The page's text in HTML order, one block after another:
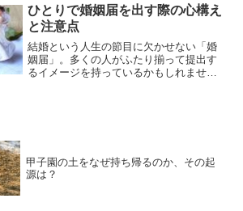
の休日...
ひとりで婚姻届を出す際の心構え
と注意点
結婚という人生の節目に欠かせない「婚
姻届」。多くの人がふたり揃って提出す
るイメージを持っているかもしれません
甲子園の土をなぜ持ち帰るのか、その起
源は？